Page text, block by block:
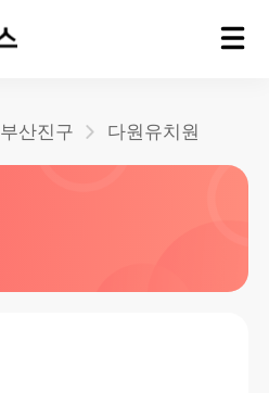
부산진구 다원유치원